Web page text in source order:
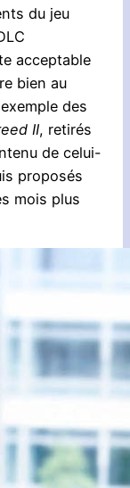
du jeu
acceptable
bien au
des
II, retirés
de celui-
proposés
mois plus